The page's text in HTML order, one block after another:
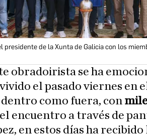
presidente de la Xunta de Galicia con los
obradoirista se ha
el pasado viernes en
como fuera, con
encuentro a través de
en estos días ha